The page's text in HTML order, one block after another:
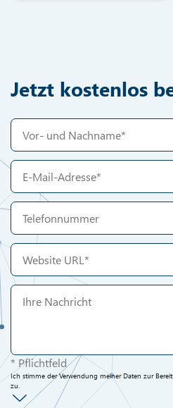
Jetzt kostenlos
* Pflichtfeld
Ich stimme der Verwendung meiner Daten zur
zu.